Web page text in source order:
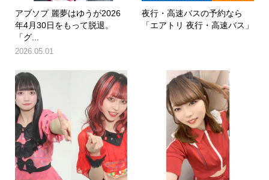
アブソプ 麗夢はゆうが2026
年4月30日をもって脱退。
「グ...
2026.05.01
夜行・高速バスの予約なら
「エアトリ 夜行・高速バス」